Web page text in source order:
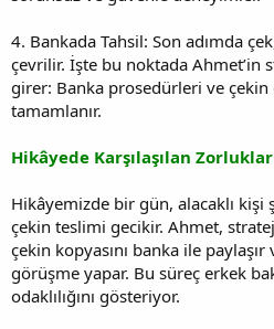
4. Bankada Tahsil: Son adımda
çevrilir. İşte bu noktada Ahmet’in
girer: Banka prosedürleri ve
tamamlanır.
Hikâyede Karşılaşılan Zorluklar
Hikâyemizde bir gün, alacaklı kişi
çekin teslimi gecikir. Ahmet,
çekin kopyasını banka ile
görüşme yapar. Bu süreç erkek
odaklılığını gösteriyor.